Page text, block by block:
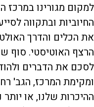
למקום מגורינו במרכז
החיוביות ובתקווה
את הכלים והדרך
הרצף האוטיסטי. סוף
לסכם את הדברים
ומקימת המרכז, הגב'
ההיכרות שלנו, או